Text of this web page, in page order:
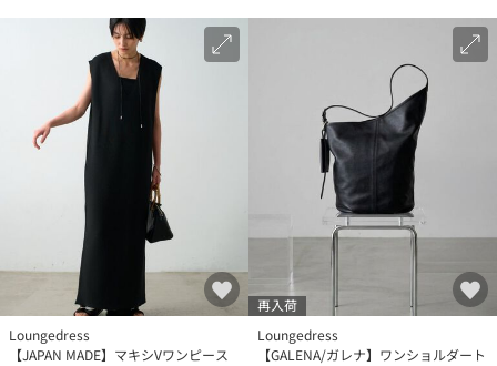
Loungedress
【JAPAN MADE】マキシVワンピース
再入荷
Loungedress
【GALENA/ガレナ】ワンショルダート